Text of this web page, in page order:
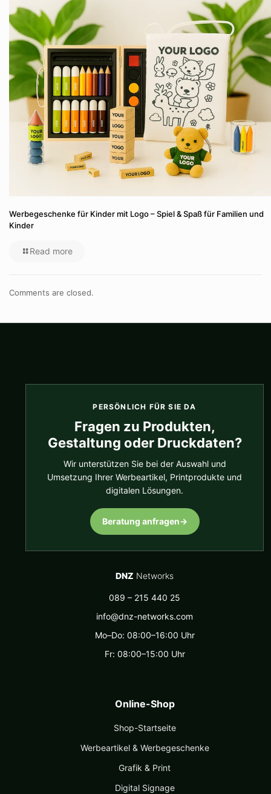
Werbegeschenke für Kinder mit Logo – Spiel & Spaß für Familien und
Kinder
Read more
Comments are closed.
PERSÖNLICH FÜR SIE DA
Fragen zu Produkten,
Gestaltung oder Druckdaten?
Wir unterstützen Sie bei der Auswahl und
Umsetzung Ihrer Werbeartikel, Printprodukte und
digitalen Lösungen.
Beratung anfragen→
DNZ Networks
089 – 215 440 25
info@dnz-networks.com
Mo–Do: 08:00–16:00 Uhr
Fr: 08:00–15:00 Uhr
Online-Shop
Shop-Startseite
Werbeartikel & Werbegeschenke
Grafik & Print
Digital Signage